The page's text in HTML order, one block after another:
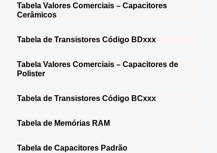
Tabela Valores Comerciais – Capacitores
Cerâmicos
Tabela de Transistores Código BDxxx
Tabela Valores Comerciais – Capacitores de
Polister
Tabela de Transistores Código BCxxx
Tabela de Memórias RAM
Tabela de Capacitores Padrão